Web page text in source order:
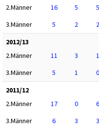
2.Männer
16 5 5
3.Männer
5 2 2
2012/13
2.Männer
11 3 1
3.Männer
5 1 0
2011/12
2.Männer
17 0 6
3.Männer
6 3 3